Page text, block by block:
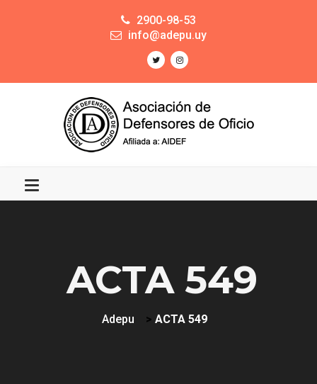
2900-98-53
info@adepu.uy
ACTA 549
Adepu > ACTA 549